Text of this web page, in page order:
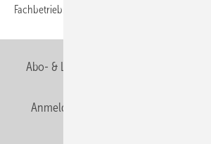
Fachbetrieb.
Abo- & Leserservice
Anmelden